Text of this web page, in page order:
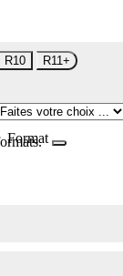
R10 R11+
Format